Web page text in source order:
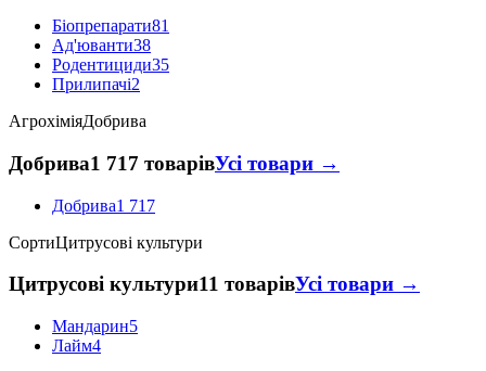
Біопрепарати81
Ад'юванти38
Родентициди35
Прилипачі2
АгрохіміяДобрива
Добрива1 717 товарівУсі товари →
Добрива1 717
СортиЦитрусові культури
Цитрусові культури11 товарівУсі товари →
Мандарин5
Лайм4